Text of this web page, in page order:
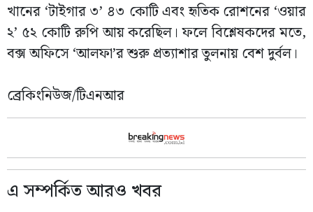
খানের ‘টাইগার ৩’ ৪৩ কোটি এবং হৃতিক রোশনের ‘ওয়ার
২’ ৫২ কোটি রুপি আয় করেছিল। ফলে বিশ্লেষকদের মতে,
বক্স অফিসে ‘আলফা’র শুরু প্রত্যাশার তুলনায় বেশ দুর্বল।
ব্রেকিংনিউজ/টিএনআর
এ সম্পর্কিত আরও খবর